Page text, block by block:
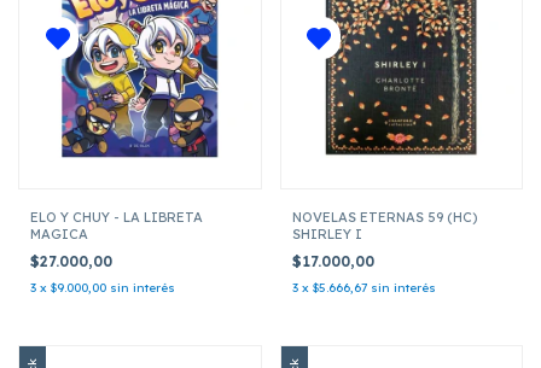
ELO Y CHUY - LA LIBRETA
MAGICA
$27.000,00
3 x $9.000,00 sin interés
NOVELAS ETERNAS 59 (HC)
SHIRLEY I
$17.000,00
3 x $5.666,67 sin interés